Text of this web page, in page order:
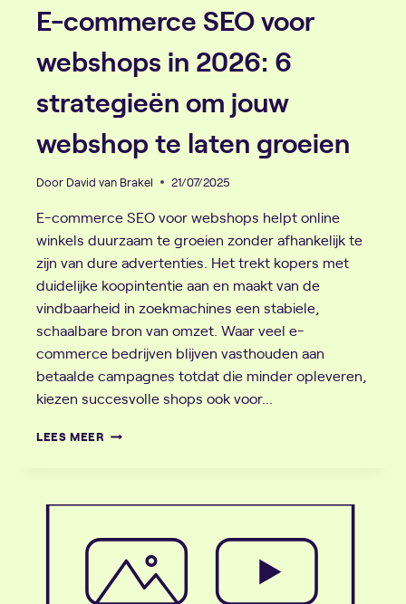
E-commerce SEO voor
webshops in 2026: 6
strategieën om jouw
webshop te laten groeien
Door David van Brakel 21/07/2025
E-commerce SEO voor webshops helpt online
winkels duurzaam te groeien zonder afhankelijk te
zijn van dure advertenties. Het trekt kopers met
duidelijke koopintentie aan en maakt van de
vindbaarheid in zoekmachines een stabiele,
schaalbare bron van omzet. Waar veel e-
commerce bedrijven blijven vasthouden aan
betaalde campagnes totdat die minder opleveren,
kiezen succesvolle shops ook voor…
LEES MEER
WEBSHOPS
2026:
STRATEGIEËN
OM